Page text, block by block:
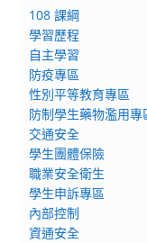
108 課綱
學習歷程
自主學習
防疫專區
性別平等教育專區
防制學生藥物濫用專
交通安全
學生團體保險
職業安全衛生
學生申訴專區
內部控制
資通安全